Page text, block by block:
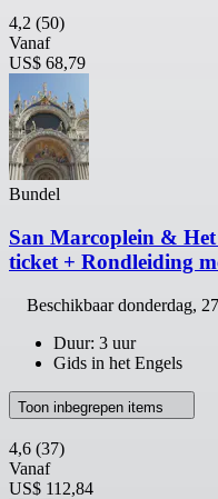
4,2 (50)
Vanaf
US$ 68,79
Bundel
San Marcoplein &
ticket + Rondleiding
Beschikbaardonderdag,
Duur: 3 uur
Gids in het Engels
Toon inbegrepen items
4,6 (37)
Vanaf
US$ 112,84